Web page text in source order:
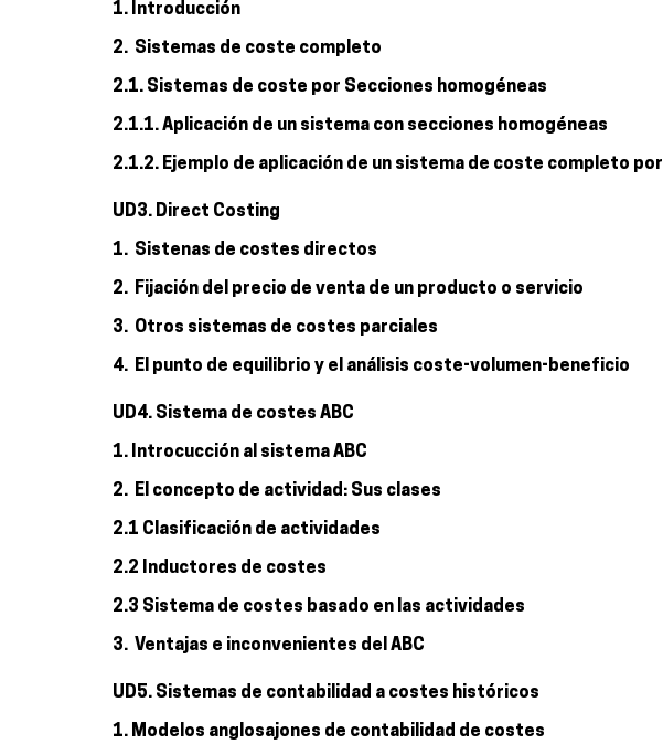
1. Introducción
2. Sistemas de coste completo
2.1. Sistemas de coste por Secciones homogéneas
2.1.1. Aplicación de un sistema con secciones homogéneas
2.1.2. Ejemplo de aplicación de un sistema de coste completo
UD3. Direct Costing
1. Sistenas de costes directos
2. Fijación del precio de venta de un producto o servicio
3. Otros sistemas de costes parciales
4. El punto de equilibrio y el análisis coste-volumen-beneficio
UD4. Sistema de costes ABC
1. Introcucción al sistema ABC
2. El concepto de actividad: Sus clases
2.1 Clasificación de actividades
2.2 Inductores de costes
2.3 Sistema de costes basado en las actividades
3. Ventajas e inconvenientes del ABC
UD5. Sistemas de contabilidad a costes históricos
1. Modelos anglosajones de contabilidad de costes